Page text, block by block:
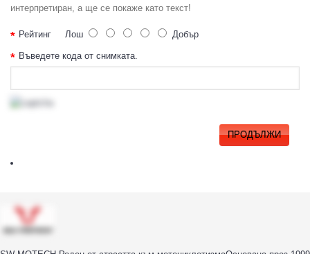
интерпретиран, а ще се покаже като текст!
Рейтинг Лош Добър
Въведете кода от снимката.
ПРОДЪЛЖИ